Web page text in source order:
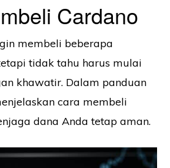
Cardano
membeli beberapa
tidak tahu harus mulai
khawatir. Dalam panduan
cara membeli
dana Anda tetap aman.